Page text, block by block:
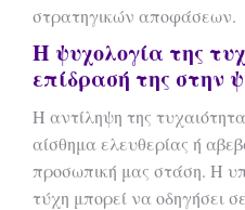
στρατηγικών αποφάσεων.
Η ψυχολογία της
επίδρασή της στην
Η αντίληψη της
αίσθημα ελευθερίας ή
προσωπική μας στάση. Η
τύχη μπορεί να οδηγήσει